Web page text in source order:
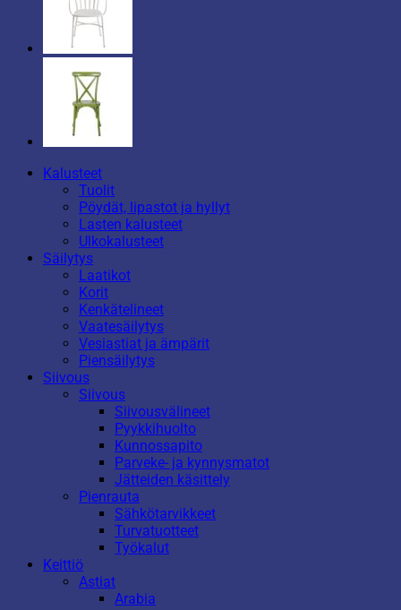
Kalusteet
Tuolit
Pöydät, lipastot ja hyllyt
Lasten kalusteet
Ulkokalusteet
Säilytys
Laatikot
Korit
Kenkätelineet
Vaatesäilytys
Vesiastiat ja ämpärit
Piensäilytys
Siivous
Siivous
Siivousvälineet
Pyykkihuolto
Kunnossapito
Parveke- ja kynnysmatot
Jätteiden käsittely
Pienrauta
Sähkötarvikkeet
Turvatuotteet
Työkalut
Keittiö
Astiat
Arabia